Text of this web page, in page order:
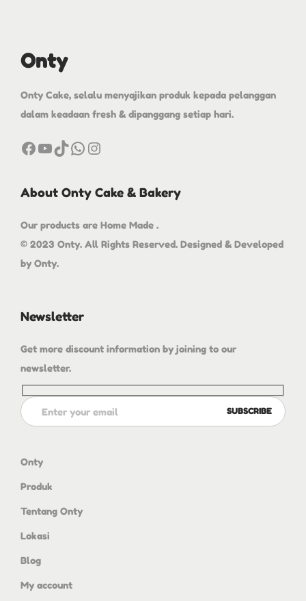
Onty
Onty Cake, selalu menyajikan produk kepada pelanggan
dalam keadaan fresh & dipanggang setiap hari.
About Onty Cake & Bakery
Our products are Home Made .
© 2023 Onty. All Rights Reserved. Designed & Developed
by Onty.
Newsletter
Get more discount information by joining to our
newsletter.
Onty
Produk
Tentang Onty
Lokasi
Blog
My account